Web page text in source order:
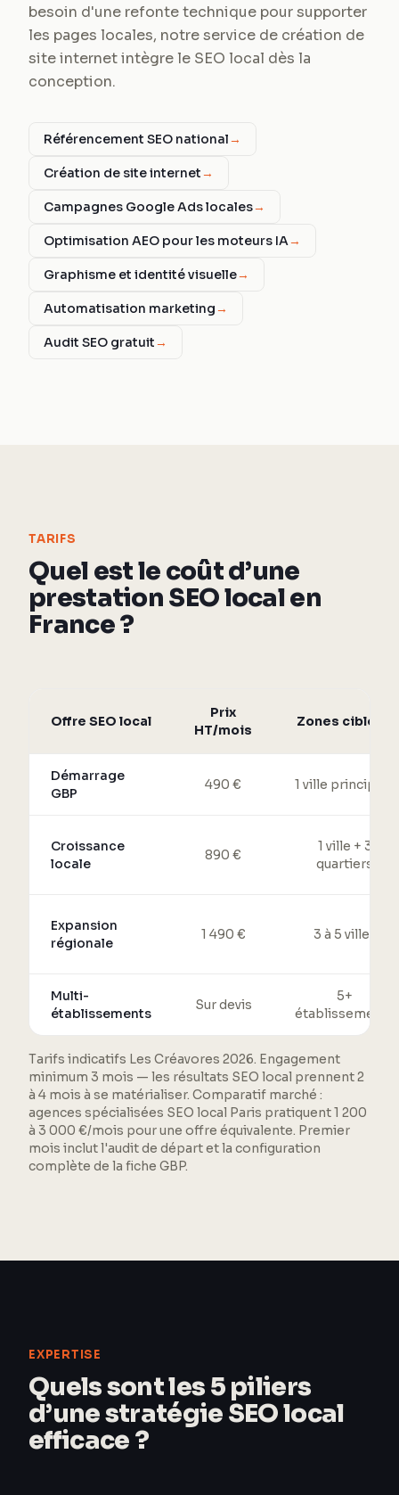
besoin d'une refonte technique pour supporter
les pages locales, notre service de création de
site internet intègre le SEO local dès la
conception.
Référencement SEO national→
Création de site internet→
Campagnes Google Ads locales→
Optimisation AEO pour les moteurs IA→
Graphisme et identité visuelle→
Automatisation marketing→
Audit SEO gratuit→
TARIFS
Quel est le coût d’une
prestation SEO local en
France ?
Offre SEO local
Prix
HT/mois
Zones ciblées
Démarrage
GBP
490 € 1 ville principale
Croissance
locale
890 €
1 ville + 3
quartiers
Expansion
régionale
1 490 € 3 à 5 villes
Multi-
établissements
Sur devis
5+
établissements
Tarifs indicatifs Les Créavores 2026. Engagement
minimum 3 mois — les résultats SEO local prennent 2
à 4 mois à se matérialiser. Comparatif marché :
agences spécialisées SEO local Paris pratiquent 1 200
à 3 000 €/mois pour une offre équivalente. Premier
mois inclut l'audit de départ et la configuration
complète de la fiche GBP.
EXPERTISE
Quels sont les 5 piliers
d’une stratégie SEO local
efficace ?